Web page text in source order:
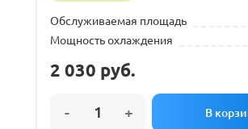
Обслуживаемая площадь
Мощность охлаждения
2 030 руб.